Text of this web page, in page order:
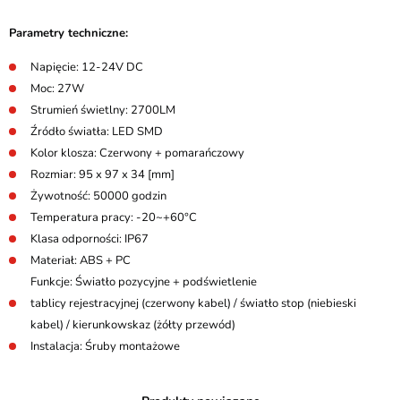
Parametry techniczne:
Napięcie: 12-24V DC
Moc: 27W
Strumień świetlny: 2700LM
Źródło światła: LED SMD
Kolor klosza: Czerwony + pomarańczowy
Rozmiar: 95 x 97 x 34 [mm]
Żywotność: 50000 godzin
Temperatura pracy: -20~+60°C
Klasa odporności: IP67
Materiał: ABS + PC
Funkcje: Światło pozycyjne + podświetlenie
tablicy rejestracyjnej (czerwony kabel) / światło stop (niebieski
kabel) / kierunkowskaz (żółty przewód)
Instalacja: Śruby montażowe